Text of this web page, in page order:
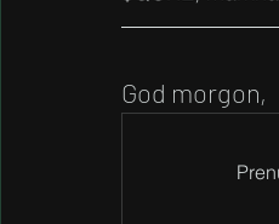
God morgon,